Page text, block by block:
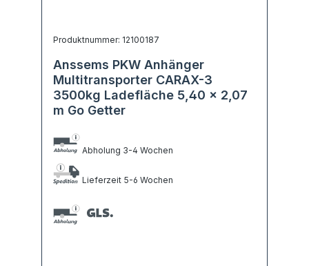
Produktnummer: 12100187
Anssems PKW Anhänger
Multitransporter CARAX-3
3500kg Ladefläche 5,40 x 2,07
m Go Getter
Abholung 3-4 Wochen
Lieferzeit 5-6 Wochen